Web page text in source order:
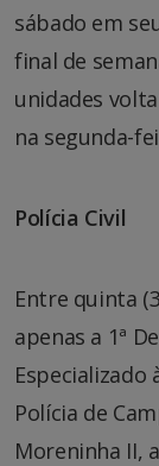
sábado em
final de
unidades
na segunda-
Polícia Civil
Entre quinta
apenas a 1ª
Especializado
Polícia de
Moreninha II,